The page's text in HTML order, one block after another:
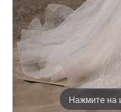
Нажмите на